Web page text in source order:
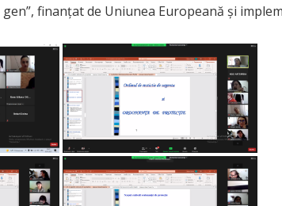
finanțat de Uniunea Europeană și